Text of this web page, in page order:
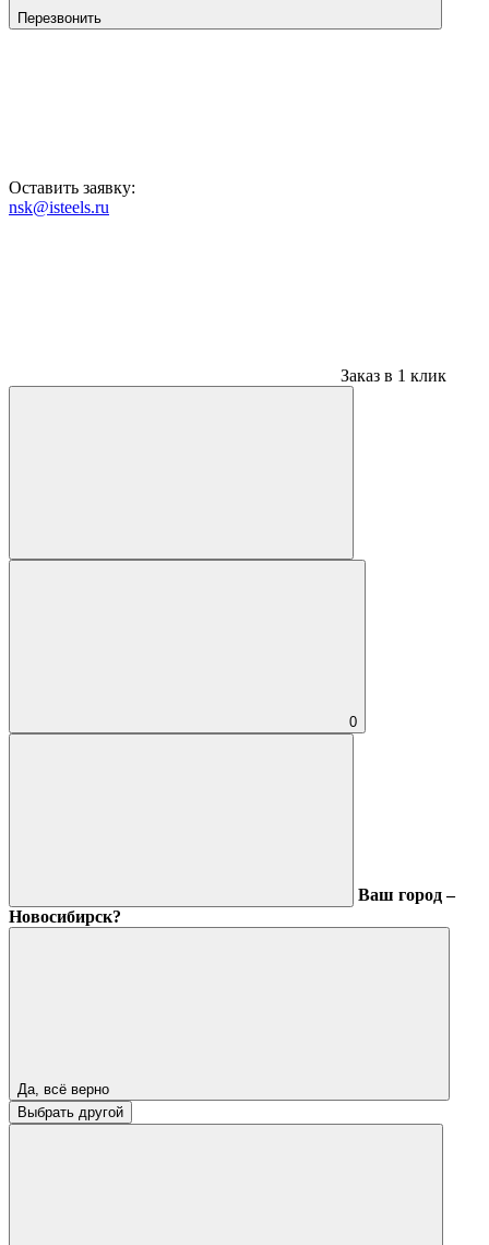
Перезвонить
Оставить заявку:
nsk@isteels.ru
Заказ в 1 клик
0
Ваш город –
Новосибирск?
Да, всё верно
Выбрать другой